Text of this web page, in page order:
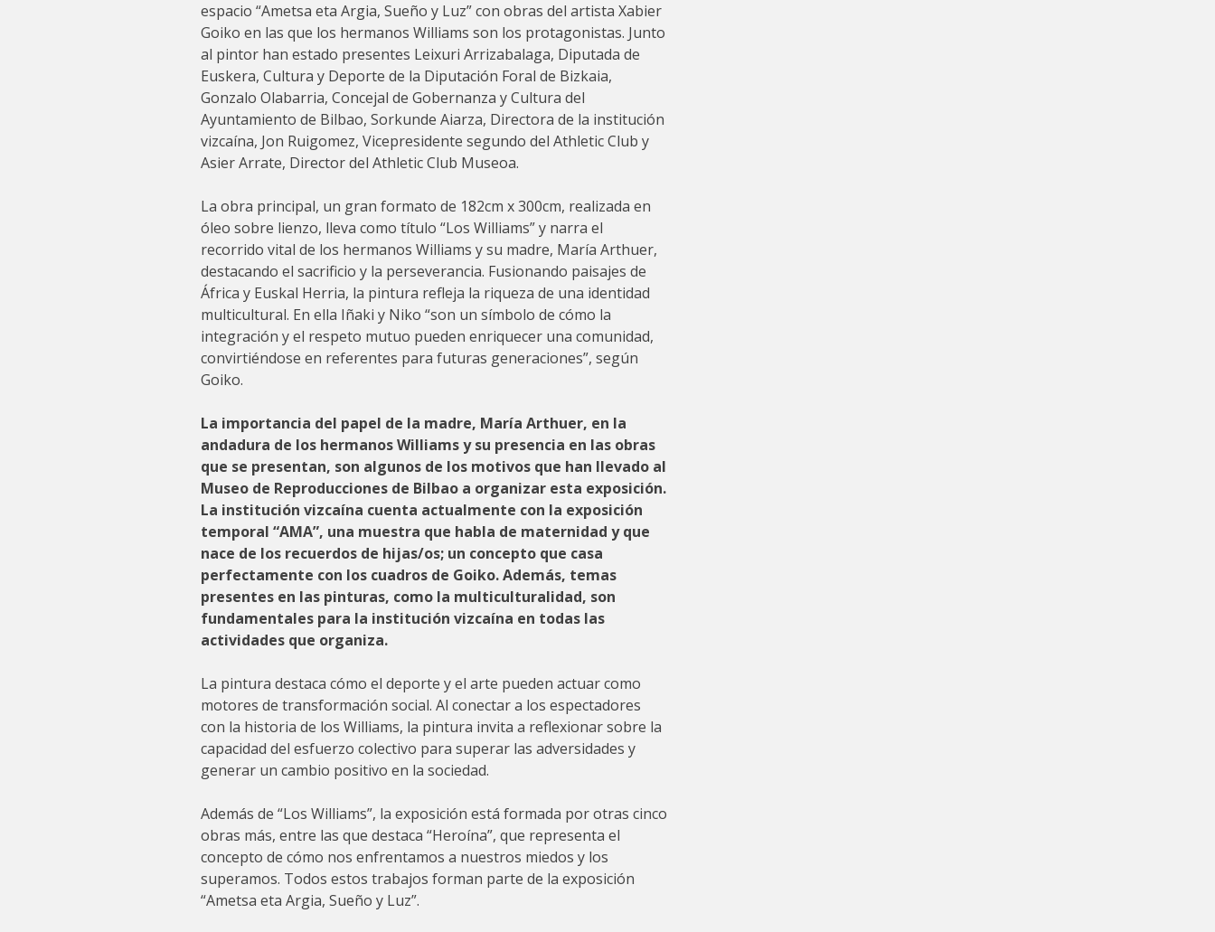
espacio “Ametsa eta Argia, Sueño y Luz” con obras del artista Xabier
Goiko en las que los hermanos Williams son los protagonistas. Junto
al pintor han estado presentes Leixuri Arrizabalaga, Diputada de
Euskera, Cultura y Deporte de la Diputación Foral de Bizkaia,
Gonzalo Olabarria, Concejal de Gobernanza y Cultura del
Ayuntamiento de Bilbao, Sorkunde Aiarza, Directora de la institución
vizcaína, Jon Ruigomez, Vicepresidente segundo del Athletic Club y
Asier Arrate, Director del Athletic Club Museoa.
La obra principal, un gran formato de 182cm x 300cm, realizada en
óleo sobre lienzo, lleva como título “Los Williams” y narra el
recorrido vital de los hermanos Williams y su madre, María Arthuer,
destacando el sacrificio y la perseverancia. Fusionando paisajes de
África y Euskal Herria, la pintura refleja la riqueza de una identidad
multicultural. En ella Iñaki y Niko “son un símbolo de cómo la
integración y el respeto mutuo pueden enriquecer una comunidad,
convirtiéndose en referentes para futuras generaciones”, según
Goiko.
La importancia del papel de la madre, María Arthuer, en la
andadura de los hermanos Williams y su presencia en las obras
que se presentan, son algunos de los motivos que han llevado al
Museo de Reproducciones de Bilbao a organizar esta exposición.
La institución vizcaína cuenta actualmente con la exposición
temporal “AMA”, una muestra que habla de maternidad y que
nace de los recuerdos de hijas/os; un concepto que casa
perfectamente con los cuadros de Goiko. Además, temas
presentes en las pinturas, como la multiculturalidad, son
fundamentales para la institución vizcaína en todas las
actividades que organiza.
La pintura destaca cómo el deporte y el arte pueden actuar como
motores de transformación social. Al conectar a los espectadores
con la historia de los Williams, la pintura invita a reflexionar sobre la
capacidad del esfuerzo colectivo para superar las adversidades y
generar un cambio positivo en la sociedad.
Además de “Los Williams”, la exposición está formada por otras cinco
obras más, entre las que destaca “Heroína”, que representa el
concepto de cómo nos enfrentamos a nuestros miedos y los
superamos. Todos estos trabajos forman parte de la exposición
“Ametsa eta Argia, Sueño y Luz”.